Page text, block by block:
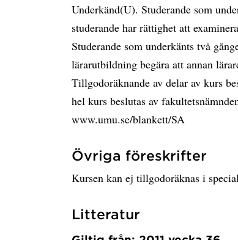
Underkänd(U). Studerande som
studerande har rättighet att
Studerande som underkänts två
lärarutbildning begära att annan
Tillgodoräknande av delar av kurs
hel kurs beslutas av
www.umu.se/blankett/SA
Övriga föreskrifter
Kursen kan ej tillgodoräknas i
Litteratur